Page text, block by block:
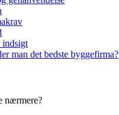
indsigt
man det bedste byggefirma?
nærmere?